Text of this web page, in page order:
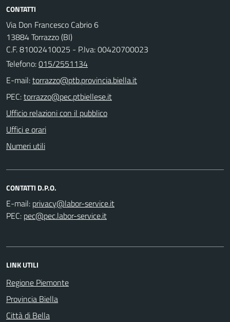
CONTATTI
Via Don Francesco Cabrio 6
13884 Torrazzo (BI)
C.F. 81002410025 - P.Iva: 00420700023
Telefono:015/2551134
E-mail:
PEC:
Ufficio relazioni con il pubblico
Uffici e orari
Numeri utili
CONTATTI D.P.O.
E-mail:
PEC:
LINK UTILI
Regione Piemonte
Provincia Biella
Città di Bella